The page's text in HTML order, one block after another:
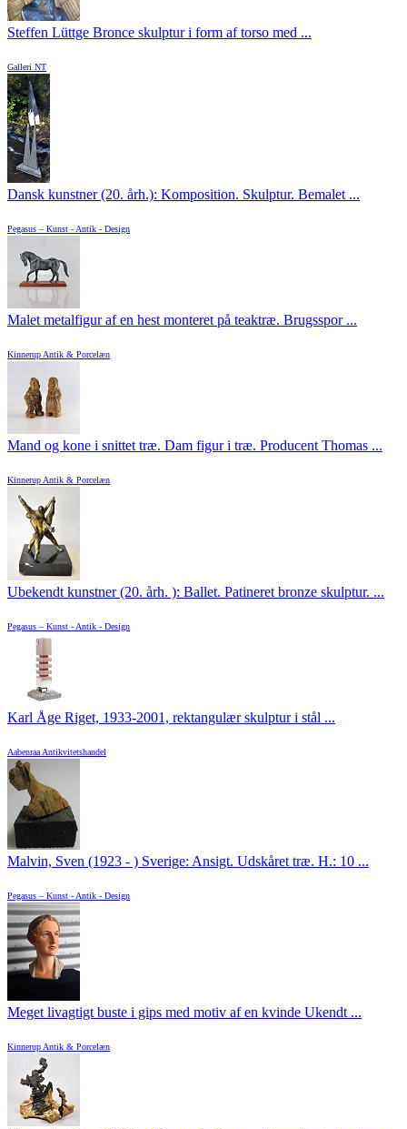
Steffen Lüttge Bronce skulptur i form af torso med ...
Galleri NT
Dansk kunstner (20. årh.): Komposition. Skulptur. Bemalet ...
Pegasus – Kunst - Antik - Design
Malet metalfigur af en hest monteret på teaktræ. Brugsspor ...
Kinnerup Antik & Porcelæn
Mand og kone i snittet træ. Dam figur i træ. Producent Thomas ...
Kinnerup Antik & Porcelæn
Ubekendt kunstner (20. årh. ): Ballet. Patineret bronze skulptur. ...
Pegasus – Kunst - Antik - Design
Karl Åge Riget, 1933-2001, rektangulær skulptur i stål ...
Aabenraa Antikvitetshandel
Malvin, Sven (1923 - ) Sverige: Ansigt. Udskåret træ. H.: 10 ...
Pegasus – Kunst - Antik - Design
Meget livagtigt buste i gips med motiv af en kvinde Ukendt ...
Kinnerup Antik & Porcelæn